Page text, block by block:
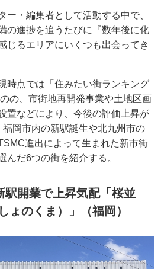
ー・編集者として活動する中で、
の進捗を追うたびに『数年後に化
じるエリアにいくつも出会ってき
時点では「住みたい街ランキング
の、市街地再開発事業や土地区画
置などにより、今後の評価上昇が
岡市内の新駅誕生や北九州市の
進出によって生まれた新市街
んだ6つの街を紹介する。
駅開業で上昇気配「桜並
ょのくま）」（福岡）